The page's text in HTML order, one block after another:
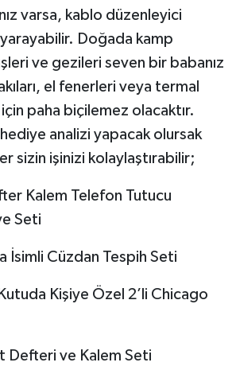
varsa, kablo düzenleyici
Doğada kamp
ve gezileri seven bir babanız
el fenerleri veya termal
için paha biçilemez olacaktır.
analizi yapacak olursak
sizin işinizi kolaylaştırabilir;
Kalem Telefon Tutucu
Seti
İsimli Cüzdan Tespih Seti
Kutuda Kişiye Özel 2’li Chicago
Defteri ve Kalem Seti